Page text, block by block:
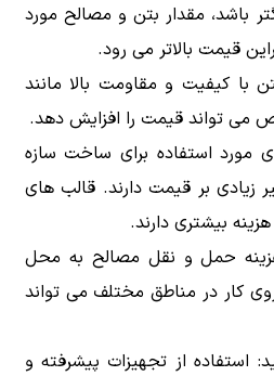
باشد، مقدار بتن و مصالح مورد
قیمت بالاتر می رود.
با کیفیت و مقاومت بالا مانند
می تواند قیمت را افزایش دهد.
مورد استفاده برای ساخت سازه
زیادی بر قیمت دارند. قالب های
بیشتری دارند.
حمل و نقل مصالح به محل
کار در مناطق مختلف می تواند
استفاده از تجهیزات پیشرفته و